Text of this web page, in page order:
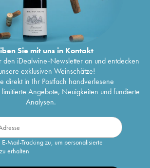
Sie mit uns in Kontakt
den iDealwine-Newsletter an und entdecken
exklusiven Weinschätze!
direkt in Ihr Postfach handverlesene
Angebote, Neuigkeiten und fundierte
Analysen.
E-Mail-Tracking zu, um personalisierte
erhalten